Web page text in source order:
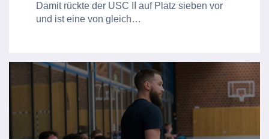
Damit rückte der USC II auf Platz sieben vor
und ist eine von gleich…